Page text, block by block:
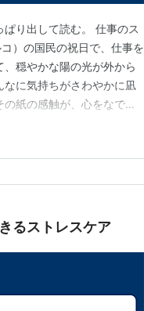
り出して読む。 仕事のス
）の国民の祝日で、仕事を
穏やかな陽の光が外から
に気持ちがさわやかに凪
紙の感触が、心をなでて
眺めるだけなのも、い
…
るストレスケア